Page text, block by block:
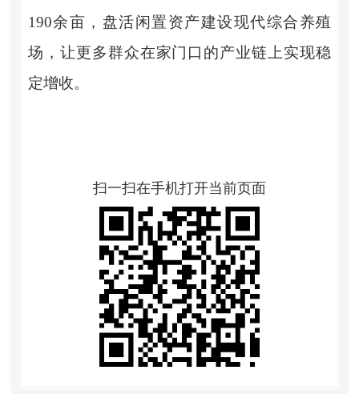
190余亩，盘活闲置资产建设现代综合养殖
场，让更多群众在家门口的产业链上实现稳
定增收。
扫一扫在手机打开当前页面